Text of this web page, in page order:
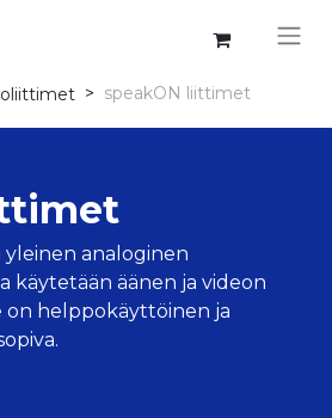
> speakON liittimet
yleinen analoginen
käytetään äänen ja videon
on helppokäyttöinen ja